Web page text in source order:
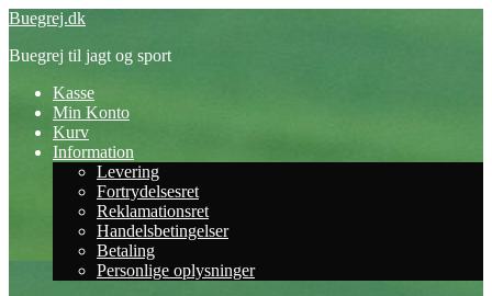
Spring
navigation
Spring
indhold
Buegrej.dk
Buegrej til jagt og sport
Kasse
Min Konto
Kurv
Information
Levering
Fortrydelsesret
Reklamationsret
Handelsbetingelser
Betaling
Personlige oplysninger